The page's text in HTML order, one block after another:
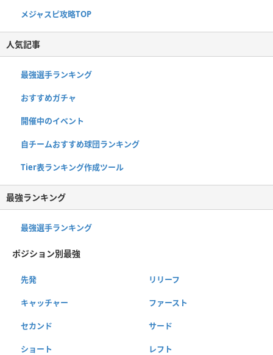
メジャスピ攻略TOP
人気記事
最強選手ランキング
おすすめガチャ
開催中のイベント
自チームおすすめ球団ランキング
Tier表ランキング作成ツール
最強ランキング
最強選手ランキング
ポジション別最強
先発 リリーフ
キャッチャー ファースト
セカンド サード
ショート レフト